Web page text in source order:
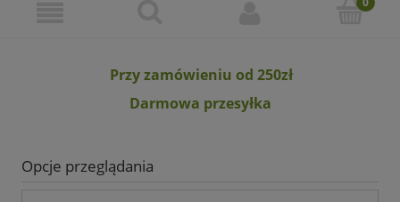
Przy zamówieniu od 250zł
Darmowa przesyłka
Opcje przeglądania